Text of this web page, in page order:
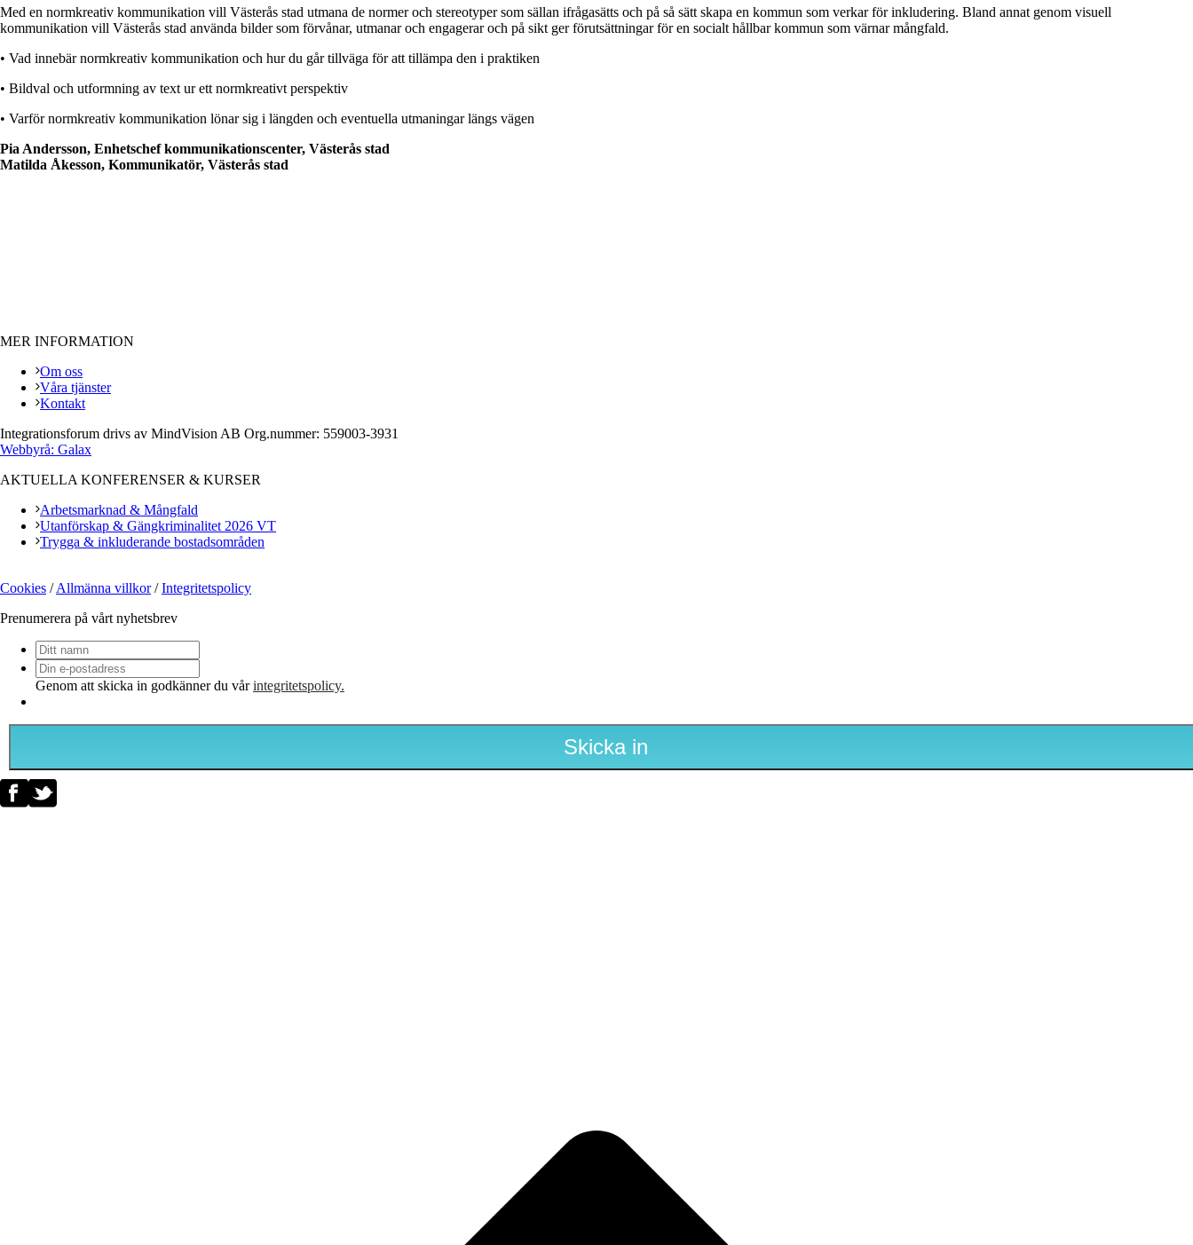
Med en normkreativ kommunikation vill Västerås stad utmana de normer och stereotyper som sällan ifrågasätts och på så sätt skapa en kommun som verkar för inkludering. Bland annat genom visuell
kommunikation vill Västerås stad använda bilder som förvånar, utmanar och engagerar och på sikt ger förutsättningar för en socialt hållbar kommun som värnar mångfald.
• Vad innebär normkreativ kommunikation och hur du går tillväga för att tillämpa den i praktiken
• Bildval och utformning av text ur ett normkreativt perspektiv
• Varför normkreativ kommunikation lönar sig i längden och eventuella utmaningar längs vägen
Pia Andersson, Enhetschef kommunikationscenter, Västerås stad
Matilda Åkesson, Kommunikatör, Västerås stad
MER INFORMATION
Om oss
Våra tjänster
Kontakt
Integrationsforum drivs av MindVision AB Org.nummer: 559003-3931
Webbyrå: Galax
AKTUELLA KONFERENSER & KURSER
Arbetsmarknad & Mångfald
Utanförskap & Gängkriminalitet 2026 VT
Trygga & inkluderande bostadsområden
Cookies /Allmänna villkor/Integritetspolicy
Prenumerera på vårt nyhetsbrev
Ditt
namn
Din
e-
Genom att skicka in godkänner du vårintegritetspolicy.